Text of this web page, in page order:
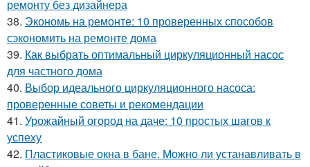
ремонту без дизайнера
38. Экономь на ремонте: 10 проверенных способов
сэкономить на ремонте дома
39. Как выбрать оптимальный циркуляционный насос
для частного дома
40. Выбор идеального циркуляционного насоса:
проверенные советы и рекомендации
41. Урожайный огород на даче: 10 простых шагов к
успеху
42. Пластиковые окна в бане. Можно ли устанавливать в